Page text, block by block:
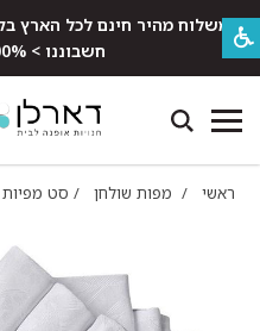
חשבוננו > 100% שביעות רצון
ראשי / מפות שולחן / סט מפיות